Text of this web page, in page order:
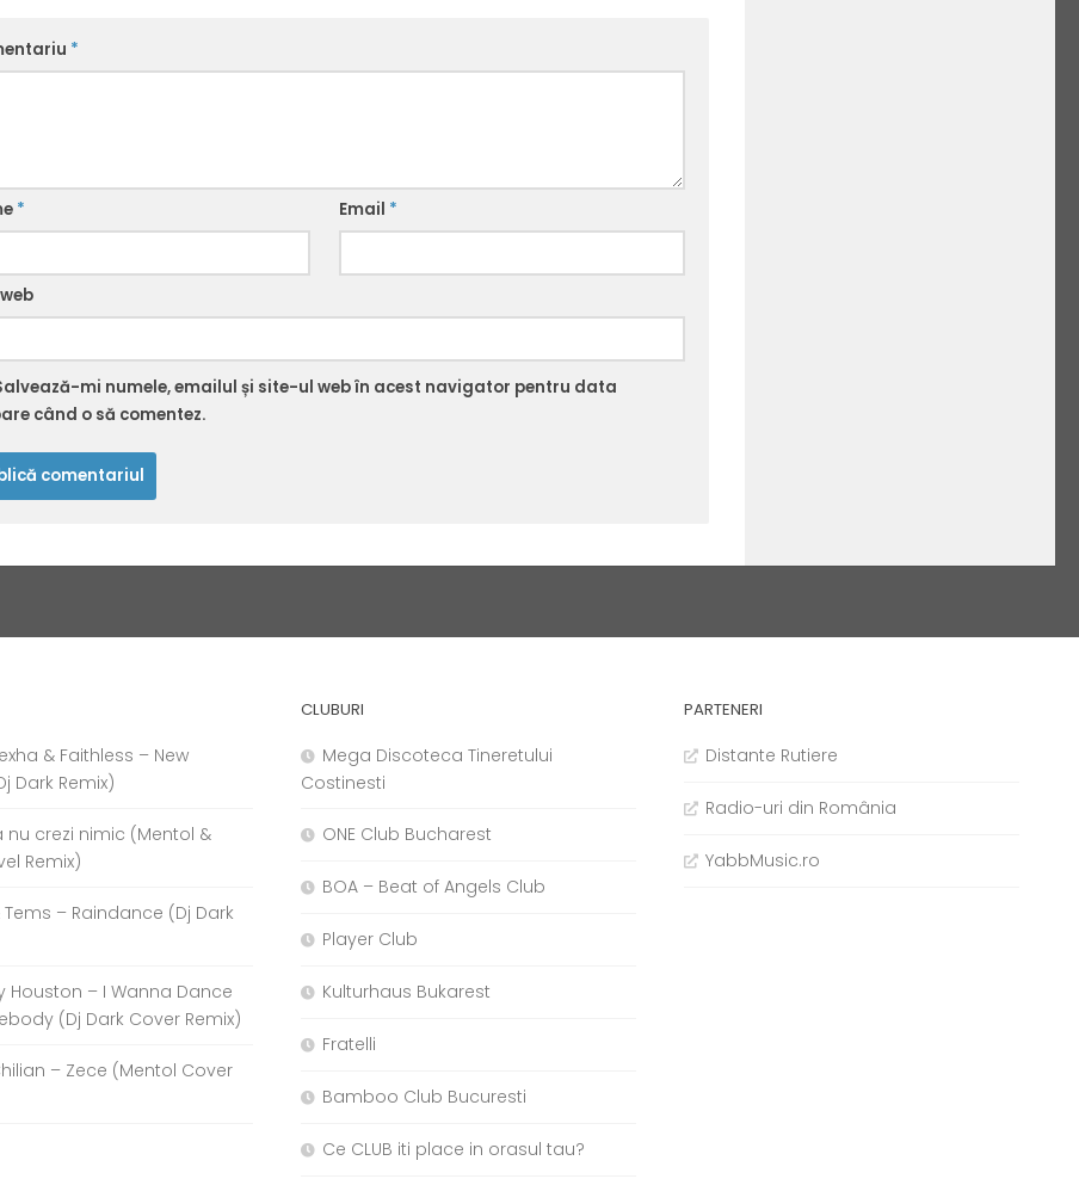
*
* Email *
mi numele, emailul și site-ul web în acest navigator pentru data
când o să comentez.
& Faithless – New
Dark Remix)
nu crezi nimic (Mentol &
Remix)
Tems – Raindance (Dj Dark
Houston – I Wanna Dance
(Dj Dark Cover Remix)
– Zece (Mentol Cover
CLUBURI
Mega Discoteca Tineretului
Costinesti
ONE Club Bucharest
BOA – Beat of Angels Club
Player Club
Kulturhaus Bukarest
Fratelli
Bamboo Club Bucuresti
Ce CLUB iti place in orasul tau?
PARTENERI
Distante Rutiere
Radio-uri din România
YabbMusic.ro